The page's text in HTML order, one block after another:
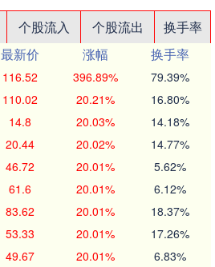
个股流入 个股流出
换手率
最新价 涨幅
换手率
116.52 396.89% 79.39%
110.02 20.21% 16.80%
14.8 20.03% 14.18%
20.44 20.02% 14.77%
46.72 20.01% 5.62%
61.6 20.01% 6.12%
83.62 20.01% 18.37%
53.33 20.01% 17.26%
49.67 20.01% 6.83%